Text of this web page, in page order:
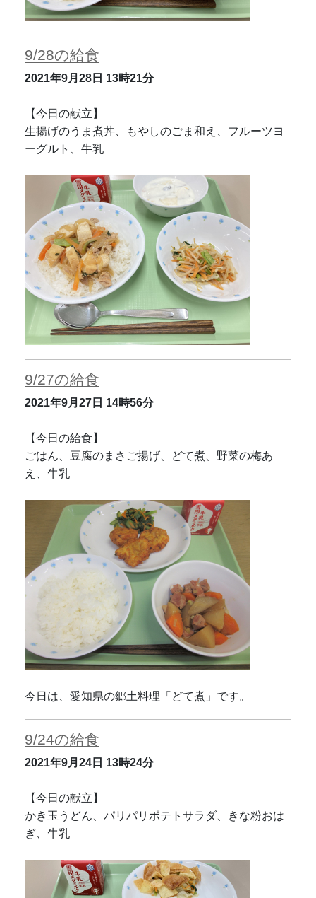
9/28の給食
2021年9月28日 13時21分
【今日の献立】
生揚げのうま煮丼、もやしのごま和え、フルーツヨ
ーグルト、牛乳
9/27の給食
2021年9月27日 14時56分
【今日の給食】
ごはん、豆腐のまさご揚げ、どて煮、野菜の梅あ
え、牛乳
今日は、愛知県の郷土料理「どて煮」です。
9/24の給食
2021年9月24日 13時24分
【今日の献立】
かき玉うどん、パリパリポテトサラダ、きな粉おは
ぎ、牛乳